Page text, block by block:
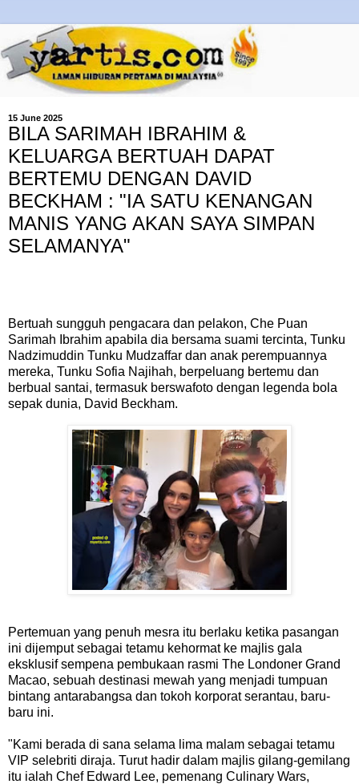
15 June 2025
BILA SARIMAH IBRAHIM &
KELUARGA BERTUAH DAPAT
BERTEMU DENGAN DAVID
BECKHAM : "IA SATU KENANGAN
MANIS YANG AKAN SAYA SIMPAN
SELAMANYA"
Bertuah sungguh pengacara dan pelakon, Che Puan
Sarimah Ibrahim apabila dia bersama suami tercinta, Tunku
Nadzimuddin Tunku Mudzaffar dan anak perempuannya
mereka, Tunku Sofia Najihah, berpeluang bertemu dan
berbual santai, termasuk berswafoto dengan legenda bola
sepak dunia, David Beckham.
Pertemuan yang penuh mesra itu berlaku ketika pasangan
ini dijemput sebagai tetamu kehormat ke majlis gala
eksklusif sempena pembukaan rasmi The Londoner Grand
Macao, sebuah destinasi mewah yang menjadi tumpuan
bintang antarabangsa dan tokoh korporat serantau, baru-
baru ini.
"Kami berada di sana selama lima malam sebagai tetamu
VIP selebriti diraja. Turut hadir dalam majlis gilang-gemilang
itu ialah Chef Edward Lee, pemenang Culinary Wars,